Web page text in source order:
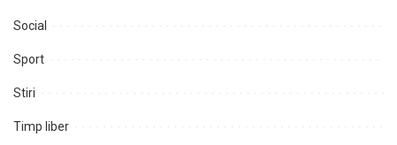
Social
Sport
Stiri
Timp liber